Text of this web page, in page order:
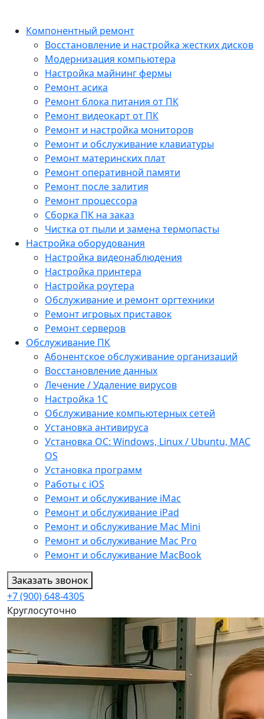
Компонентный ремонт
Восстановление и настройка жестких дисков
Модернизация компьютера
Настройка майнинг фермы
Ремонт асика
Ремонт блока питания от ПК
Ремонт видеокарт от ПК
Ремонт и настройка мониторов
Ремонт и обслуживание клавиатуры
Ремонт материнских плат
Ремонт оперативной памяти
Ремонт после залития
Ремонт процессора
Сборка ПК на заказ
Чистка от пыли и замена термопасты
Настройка оборудования
Настройка видеонаблюдения
Настройка принтера
Настройка роутера
Обслуживание и ремонт оргтехники
Ремонт игровых приставок
Ремонт серверов
Обслуживание ПК
Абонентское обслуживание организаций
Восстановление данных
Лечение / Удаление вирусов
Настройка 1С
Обслуживание компьютерных сетей
Установка антивируса
Установка ОС: Windows, Linux / Ubuntu, МАС
OS
Установка программ
Работы с iOS
Ремонт и обслуживание iMac
Ремонт и обслуживание iPad
Ремонт и обслуживание Mac Mini
Ремонт и обслуживание Mac Pro
Ремонт и обслуживание MacBook
Заказать звонок
+7 (900) 648-4305
Круглосуточно